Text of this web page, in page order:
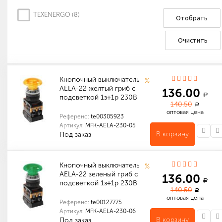
Отобрать
Очистить
TEXENERGO (8)
Кнопочный выключатель
AELA-22 желтый гриб с
подсветкой 1з+1р 230В
Референс: te00305923
Артикул: MFK-AELA-230-05
Под заказ
%
136.00 a
140.50 a
оптовая цена
В корзину
Кнопочный выключатель
AELA-22 зеленый гриб с
подсветкой 1з+1р 230В
Референс: te00127775
Артикул: MFK-AELA-230-06
Под заказ
%
136.00 a
140.50 a
оптовая цена
В корзину